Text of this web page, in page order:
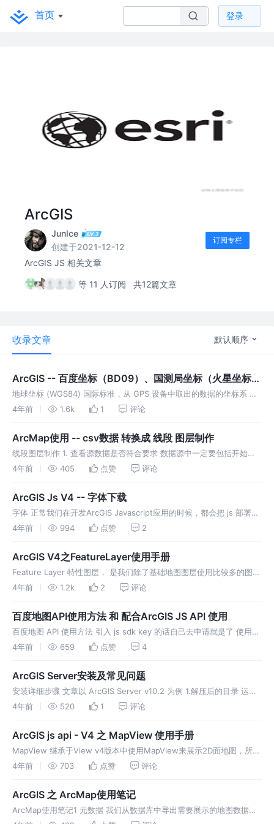
首页 登录
ArcGIS
JunIce
创建于2021-12-12
订阅专栏
ArcGIS JS 相关文章
等 11 人订阅 共12篇文章
收录文章 默认顺序
ArcGIS -- 百度坐标（BD09）、国测局坐标（火星坐标，
GCJ02）、和WGS84坐标系之间的转换
地球坐标 (WGS84) 国际标准，从 GPS 设备中取出的数据的坐标系 国
际地图提供商使用的坐标系 火星坐标 (GCJ-02)也叫国测局坐标系 中国
4年前 1.6k 1 评论
ArcMap使用 -- csv数据 转换成 线段 图层制作
线段图层制作 1. 查看源数据是否符合要求 数据源中一定要包括开始点
的经纬度和结束点的经纬度，只有开始点或者只有结束点，最后的图会
要
4年前 405 点赞 评论
ArcGIS Js V4 -- 字体下载
字体 正常我们在开发ArcGIS Javascript应用的时候，都会把 js 部署在
本地服务器上， 但是我们在使用像FeatureLayer的时候，label属性会
4年前 994 点赞 2
ArcGIS V4之FeatureLayer使用手册
Feature Layer 特性图层， 是我们除了基础地图图层使用比较多的图层
API 了 加入到地图中 url 请求中附带参数 最终请求会是 控制图层中需
4年前 1.2k 2 评论
百度地图API使用方法 和 配合ArcGIS JS API 使用
百度地图 API 使用方法 引入 js sdk key 的话自己去申请就是了 使用
使用 配合 ArcGIS JS API 使用 ArcGIS 业务中肯定经常会用到定位功
4年前 659 点赞 4
ArcGIS Server安装及常见问题
安装详细步骤 文章以 ArcGIS Server v10.2 为例 1.解压后的目录 运行
安装 如果你原来本地有其他低版本的， 建议先卸载了， 运行第一个
4年前 520 1 评论
ArcGIS js api - V4 之 MapView 使用手册
MapView 继承于View v4版本中使用MapView来展示2D面地图，所以
了解MapView的相关特性是有必要的 3D使用ScenceView来展示 属性
4年前 703 点赞 评论
ArcGIS 之 ArcMap使用笔记
ArcMap使用笔记1 元数据 我们从数据库中导出需要展示的地图数据，